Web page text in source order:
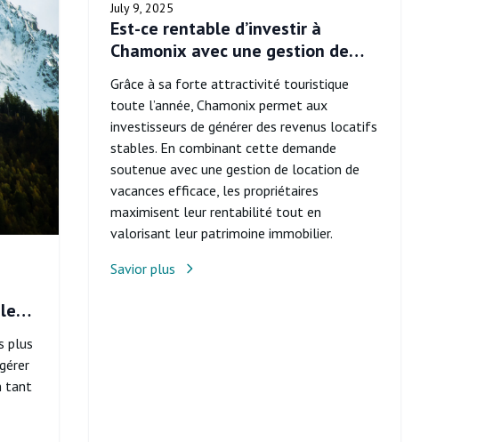
plus
tant
July 9, 2025
Est-ce rentable d’investir à
Chamonix avec une gestion de
location de vacances ?
Grâce à sa forte attractivité touristique
toute l’année, Chamonix permet aux
investisseurs de générer des revenus locatifs
stables. En combinant cette demande
soutenue avec une gestion de location de
vacances efficace, les propriétaires
maximisent leur rentabilité tout en
valorisant leur patrimoine immobilier.
Savior plus